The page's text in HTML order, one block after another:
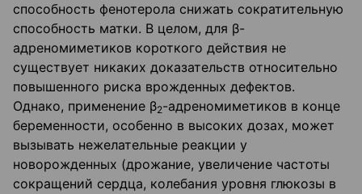
способность фенотерола снижать сократительную
способность матки. В целом, для β-
адреномиметиков короткого действия не
существует никаких доказательств относительно
повышенного риска врожденных дефектов.
Однако, применение β2-адреномиметиков в конце
беременности, особенно в высоких дозах, может
вызывать нежелательные реакции у
новорожденных (дрожание, увеличение частоты
сокращений сердца, колебания уровня глюкозы в